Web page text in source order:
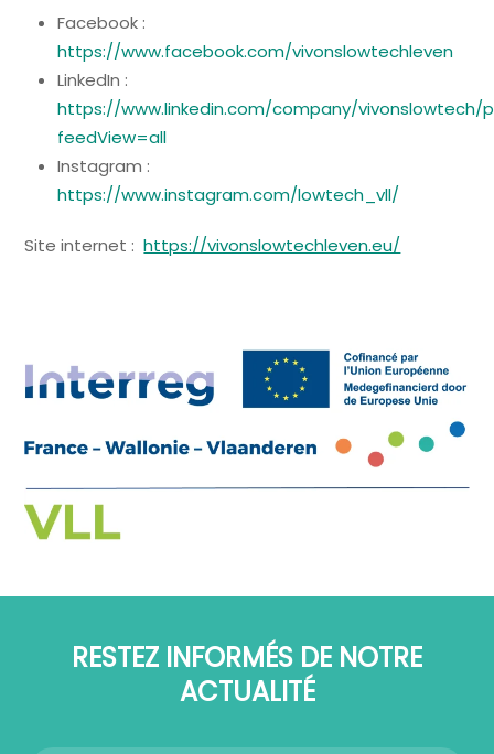
Facebook :
https://www.facebook.com/vivonslowtechleven
LinkedIn :
https://www.linkedin.com/company/vivonslowtech/
feedView=all
Instagram :
https://www.instagram.com/lowtech_vll/
Site internet :https://vivonslowtechleven.eu/
RESTEZ INFORMÉS DE NOTRE
ACTUALITÉ